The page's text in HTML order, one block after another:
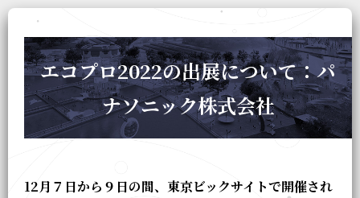
エコプロ2022の出展について：パ
ナソニック株式会社
12月７日から９日の間、東京ビックサイトで開催され